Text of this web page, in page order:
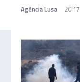
Agência Lusa 20:17